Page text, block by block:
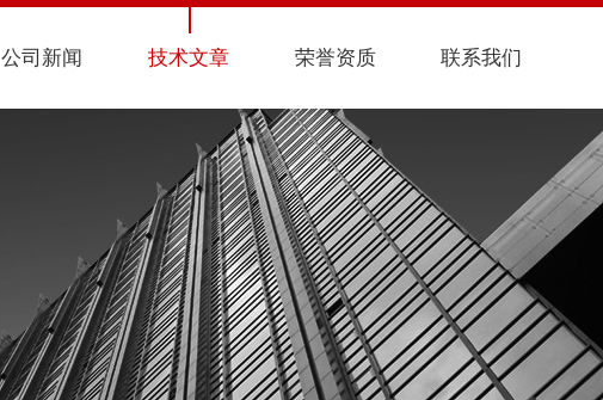
公司新闻 技术文章 荣誉资质 联系我们